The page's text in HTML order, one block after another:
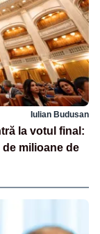
Iulian Budusan
la votul final:
de milioane de